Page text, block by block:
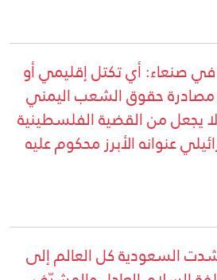
في صنعاء: أي تكتل إقليمي أو
حقوق الشعب اليمني
يجعل من القضية الفلسطينية
عنوانه الأبرز محكوم عليه
السعودية كل العالم إلى